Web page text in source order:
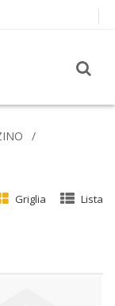
Griglia Lista